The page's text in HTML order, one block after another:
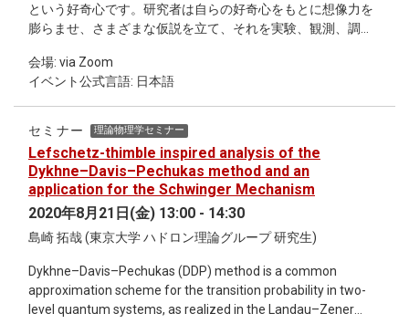
という好奇心です。研究者は自らの好奇心をもとに想像力を
膨らませ、さまざまな仮説を立て、それを実験、観測、調査
うな基礎研究で得られた知識は、私たちの生活に直接「役に
立つ」ものではありません。しかし、5年、10年といった期
間ではなく、100年、1000年単位で考えると、基礎研究は確
実に世の中の役に立ち、私たちはその恩恵にあずかっていま
らきている「選択と集中」の考えが入ってきており、好奇心
に基づいた研究を進めることが難しくなっています。令和時
代において、私たちはどのように基礎研究を継続させていく
ことができるのでしょうか。今回のイベントでは、各分野で
活躍する3名の研究者にお越しいただき、登壇者の一人でもあ
役に立つ』をテーマとした議論を進めていきます。 13:00-
13:05 開会・趣旨説明 13:05-14:05 話題提供 14:10-
15:20 パネルディスカッション 15:20-15:30 まとめ・閉会
会場: via Zoom
イベント公式言語: 日本語
セミナー 理論物理学セミナー
Lefschetz-thimble inspired analysis of the
Dykhne–Davis–Pechukas method and an
application for the Schwinger Mechanism
2020年8月21日(金) 13:00 - 14:30
島崎 拓哉 (東京大学 ハドロン理論グループ 研究生)
Dykhne–Davis–Pechukas (DDP) method is a common
approximation scheme for the transition probability in two-
level quantum systems, as realized in the Landau–Zener